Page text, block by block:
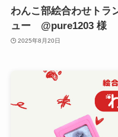
わんこ部絵合わせトラ
ュー @pure1203 様
2025年8月20日